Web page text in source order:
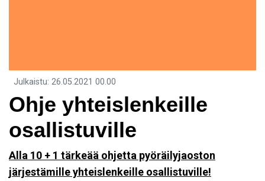
Julkaistu: 26.05.2021 00.00
Ohje yhteislenkeille
osallistuville
Alla 10 + 1 tärkeää ohjetta pyöräilyjaoston
järjestämille yhteislenkeille osallistuville!